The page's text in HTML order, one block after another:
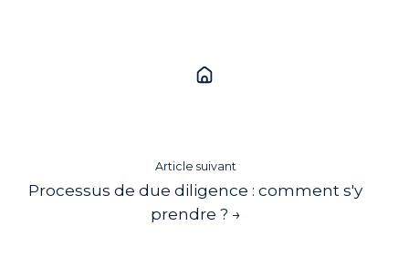
Article suivant
Processus de due diligence : comment s'y
prendre ? →